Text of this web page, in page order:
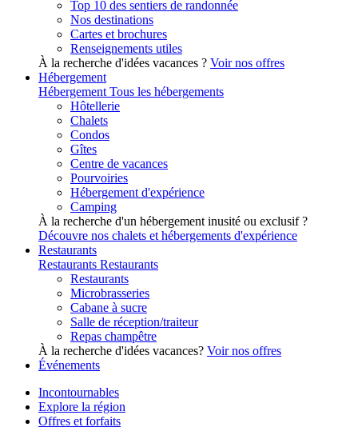
Top 10 des sentiers de randonnée
Nos destinations
Cartes et brochures
Renseignements utiles
À la recherche d'idées vacances ? Voir nos offres
Hébergement
Hébergement Tous les hébergements
Hôtellerie
Chalets
Condos
Gîtes
Centre de vacances
Pourvoiries
Hébergement d'expérience
Camping
À la recherche d'un hébergement inusité ou exclusif ?
Découvre nos chalets et hébergements d'expérience
Restaurants
Restaurants Restaurants
Restaurants
Microbrasseries
Cabane à sucre
Salle de réception/traiteur
Repas champêtre
À la recherche d'idées vacances? Voir nos offres
Événements
Incontournables
Explore la région
Offres et forfaits